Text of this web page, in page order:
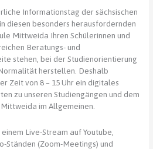
Informationstag der sächsischen
diesen besonders herausfordernden
Mittweida Ihren Schülerinnen und
Beratungs- und
stehen, bei der Studienorientierung
herstellen. Deshalb
Zeit von 8 – 15 Uhr ein digitales
zu unseren Studiengängen und dem
im Allgemeinen.
Live-Stream auf Youtube,
Ständen (Zoom-Meetings) und